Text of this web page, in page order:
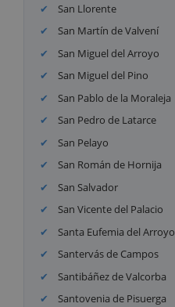
San Llorente
San Martín de Valvení
San Miguel del Arroyo
San Miguel del Pino
San Pablo de la Moraleja
San Pedro de Latarce
San Pelayo
San Román de Hornija
San Salvador
San Vicente del Palacio
Santa Eufemia del Arroyo
Santervás de Campos
Santibáñez de Valcorba
Santovenia de Pisuerga